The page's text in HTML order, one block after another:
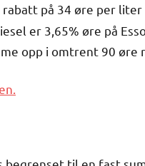
på 34 øre per
er 3,65% øre på
opp i omtrent 90 øre